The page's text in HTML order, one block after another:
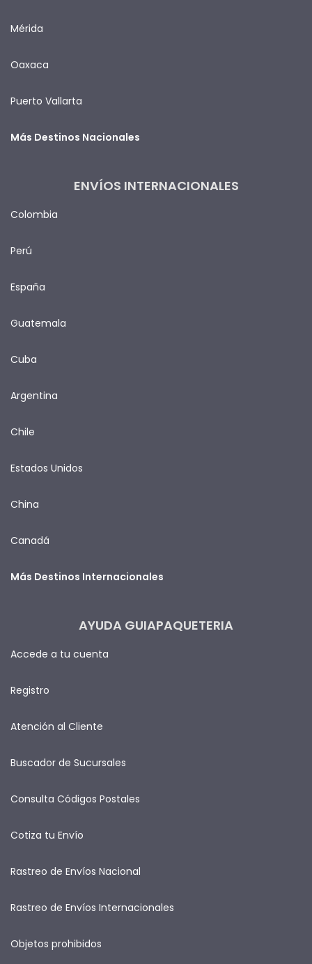
Mérida
Oaxaca
Puerto Vallarta
Más Destinos Nacionales
ENVÍOS INTERNACIONALES
Colombia
Perú
España
Guatemala
Cuba
Argentina
Chile
Estados Unidos
China
Canadá
Más Destinos Internacionales
AYUDA GUIAPAQUETERIA
Accede a tu cuenta
Registro
Atención al Cliente
Buscador de Sucursales
Consulta Códigos Postales
Cotiza tu Envío
Rastreo de Envíos Nacional
Rastreo de Envíos Internacionales
Objetos prohibidos